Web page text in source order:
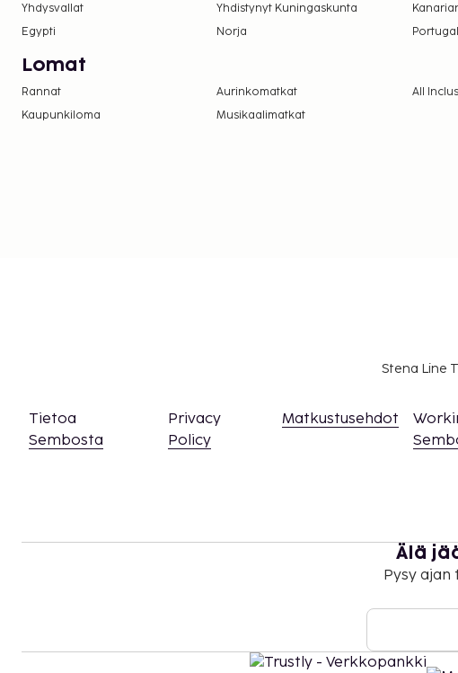
Yhdysvallat
Yhdistynyt Kuningaskunta
Egypti
Norja
Lomat
Rannat Aurinkomatkat All
Kaupunkiloma
Musikaalimatkat
Stena Line
Tietoa
Sembosta
Privacy
Policy
Matkustusehdot
Älä
Pysy